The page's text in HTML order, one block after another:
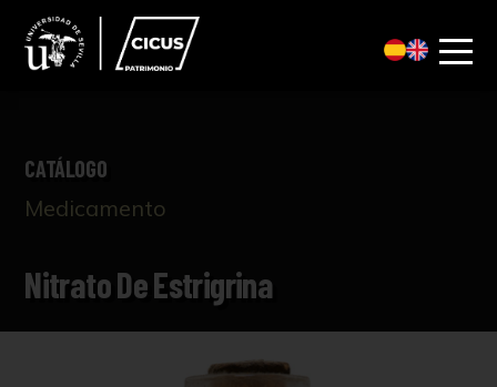
CATÁLOGO
Medicamento
Nitrato De Estrigrina